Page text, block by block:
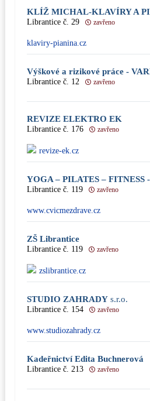
KLÍŽ MICHAL-KLAVÍRY A
Librantice č. 29 zavřeno
klaviry-pianina.cz
Výškové a rizikové práce -
Librantice č. 12 zavřeno
REVIZE ELEKTRO EK
Librantice č. 176 zavřeno
revize-ek.cz
YOGA – PILATES –
Librantice č. 119 zavřeno
www.cvicmezdrave.cz
ZŠ Librantice
Librantice č. 119 zavřeno
zslibrantice.cz
STUDIO ZAHRADY s.r.o.
Librantice č. 154 zavřeno
www.studiozahrady.cz
Kadeřnictví Edita Buchnerová
Librantice č. 213 zavřeno